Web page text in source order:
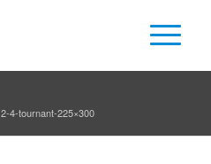
2-4-tournant-225×300